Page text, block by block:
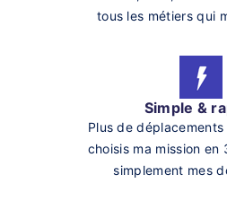
tous les métiers qui
Simple &
Plus de
choisis ma mission en
simplement mes